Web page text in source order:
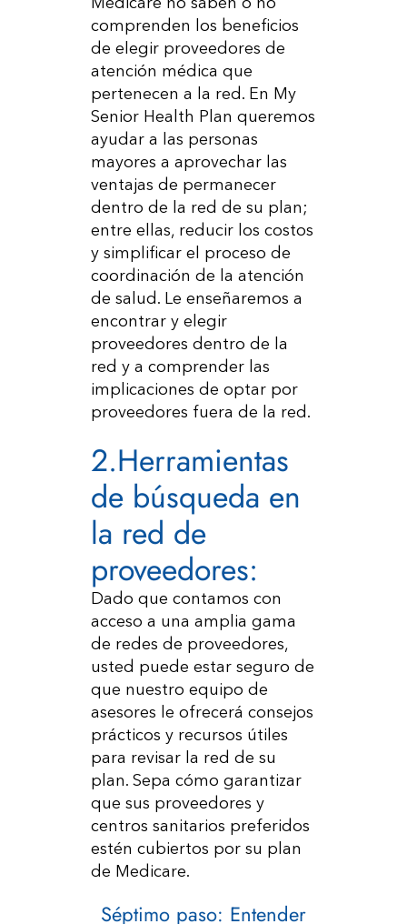
comprenden los beneficios
de elegir proveedores de
atención médica que
pertenecen a la red. En My
Senior Health Plan queremos
ayudar a las personas
mayores a aprovechar las
ventajas de permanecer
dentro de la red de su plan;
entre ellas, reducir los costos
y simplificar el proceso de
coordinación de la atención
de salud. Le enseñaremos a
encontrar y elegir
proveedores dentro de la
red y a comprender las
implicaciones de optar por
proveedores fuera de la red.
2.Herramientas
de búsqueda en
la red de
proveedores:
Dado que contamos con
acceso a una amplia gama
de redes de proveedores,
usted puede estar seguro de
que nuestro equipo de
asesores le ofrecerá consejos
prácticos y recursos útiles
para revisar la red de su
plan. Sepa cómo garantizar
que sus proveedores y
centros sanitarios preferidos
estén cubiertos por su plan
de Medicare.
Séptimo paso: Entender